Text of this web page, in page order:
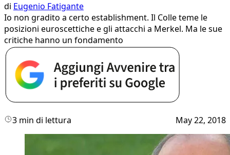
di Eugenio Fatigante
Io non gradito a certo establishment. Il Colle teme le
posizioni euroscettiche e gli attacchi a Merkel. Ma le sue
critiche hanno un fondamento
3 min di lettura May 22, 2018